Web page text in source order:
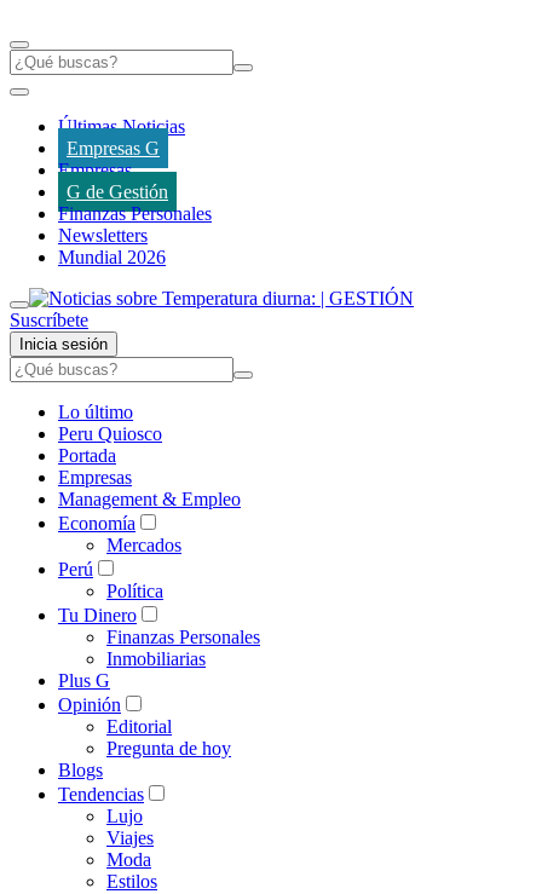
Últimas Noticias
Empresas G
Empresas
G de Gestión
Finanzas Personales
Newsletters
Mundial 2026
Suscríbete
Inicia sesión
Lo último
Peru Quiosco
Portada
Empresas
Management & Empleo
Economía
Mercados
Perú
Política
Tu Dinero
Finanzas Personales
Inmobiliarias
Plus G
Opinión
Editorial
Pregunta de hoy
Blogs
Tendencias
Lujo
Viajes
Moda
Estilos